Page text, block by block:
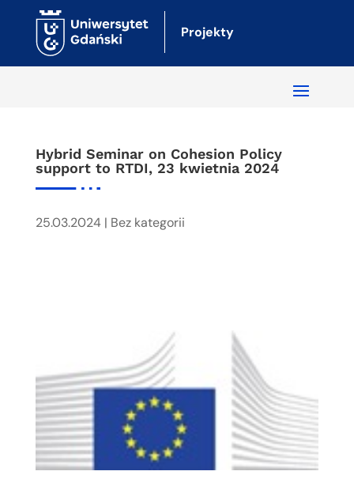
Projekty
Hybrid Seminar on Cohesion Policy
support to RTDI, 23 kwietnia 2024
25.03.2024| Bez kategorii